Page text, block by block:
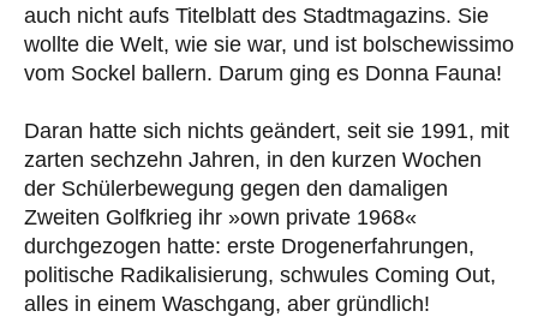
auch nicht aufs Titelblatt des Stadtmagazins. Sie
wollte die Welt, wie sie war, und ist bolschewissimo
vom Sockel ballern. Darum ging es Donna Fauna!
Daran hatte sich nichts geändert, seit sie 1991, mit
zarten sechzehn Jahren, in den kurzen Wochen
der Schülerbewegung gegen den damaligen
Zweiten Golfkrieg ihr »own private 1968«
durchgezogen hatte: erste Drogenerfahrungen,
politische Radikalisierung, schwules Coming Out,
alles in einem Waschgang, aber gründlich!